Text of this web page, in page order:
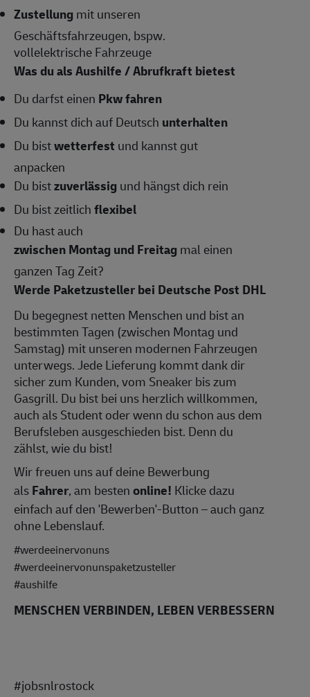
Zustellungmit unseren
Geschäftsfahrzeugen, bspw.
vollelektrische Fahrzeuge
Was du als Aushilfe / Abrufkraft bietest
Du darfst einen Pkw fahren
Du kannst dich auf Deutsch unterhalten
Du bistwetterfest und kannst gut
anpacken
Du bistzuverlässigund hängst dich rein
Du bist zeitlichflexibel
Du hast auch
zwischen Montag und Freitagmal einen
ganzen Tag Zeit?
Werde Paketzusteller bei Deutsche Post DHL
Du begegnest netten Menschen und bist an
bestimmten Tagen (zwischen Montag und
Samstag) mit unseren modernen Fahrzeugen
unterwegs. Jede Lieferung kommt dank dir
sicher zum Kunden, vom Sneaker bis zum
Gasgrill. Du bist bei uns herzlich willkommen,
auch als Student oder wenn du schon aus dem
Berufsleben ausgeschieden bist. Denn du
zählst, wie du bist!
Wir freuen uns auf deine Bewerbung
alsFahrer, am bestenonline! Klicke dazu
einfach auf den 'Bewerben'-Button – auch ganz
ohne Lebenslauf.
#werdeeinervonuns
#werdeeinervonunspaketzusteller
#aushilfe
MENSCHEN VERBINDEN, LEBEN VERBESSERN
#jobsnlrostock